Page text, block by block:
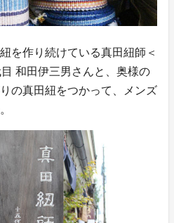
を作り続けている真田紐師＜
和田伊三男さんと、奥様の
の真田紐をつかって、メンズ